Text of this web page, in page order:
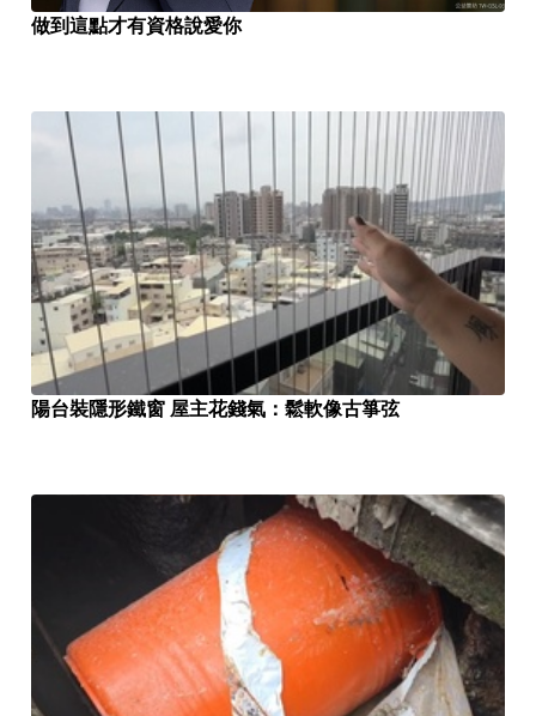
做到這點才有資格說愛你
陽台裝隱形鐵窗 屋主花錢氣：鬆軟像古箏弦